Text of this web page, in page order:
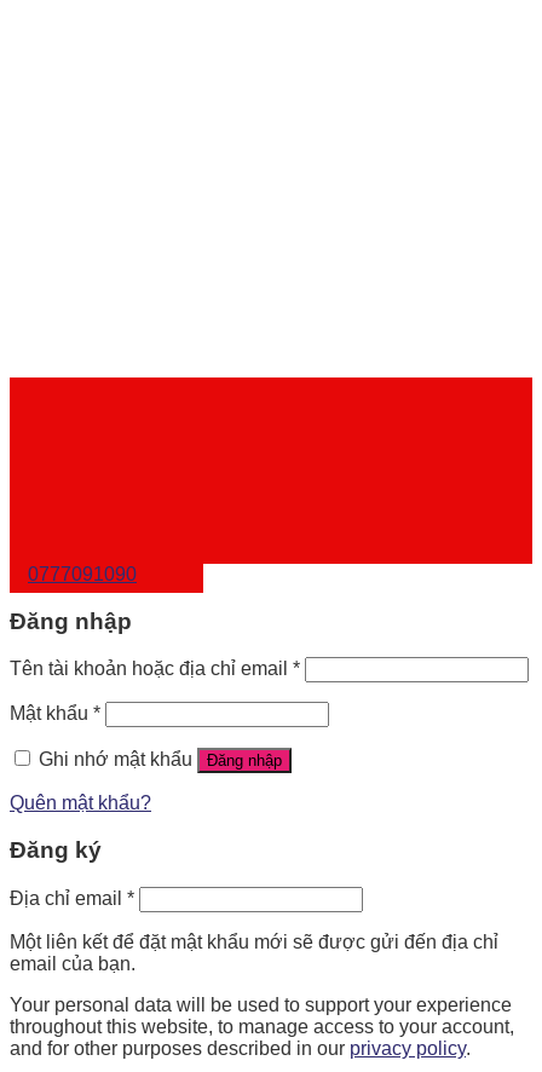
0777091090
Đăng nhập
Tên tài khoản hoặc địa chỉ email *
Mật khẩu *
Ghi nhớ mật khẩu Đăng nhập
Quên mật khẩu?
Đăng ký
Địa chỉ email *
Một liên kết để đặt mật khẩu mới sẽ được gửi đến địa chỉ
email của bạn.
Your personal data will be used to support your experience
throughout this website, to manage access to your account,
and for other purposes described in our privacy policy.